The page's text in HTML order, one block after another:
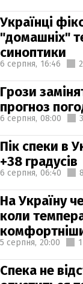
Українці
"домашніх"
синоптики
6 серпня, 16:46
Грози
прогноз
6 серпня, 08:00
Пік спеки в
+38 градусів
6 серпня, 06:40
На Україну
коли
5 серпня, 20:00
Спека не